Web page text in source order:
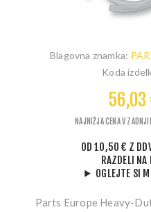
Blagovna znamka:
Koda
56,03
NAJNIŽJA CENA V
OD 10,50 € Z
RAZDELI NA
OGLEJTE SI
Parts Europe Heavy-